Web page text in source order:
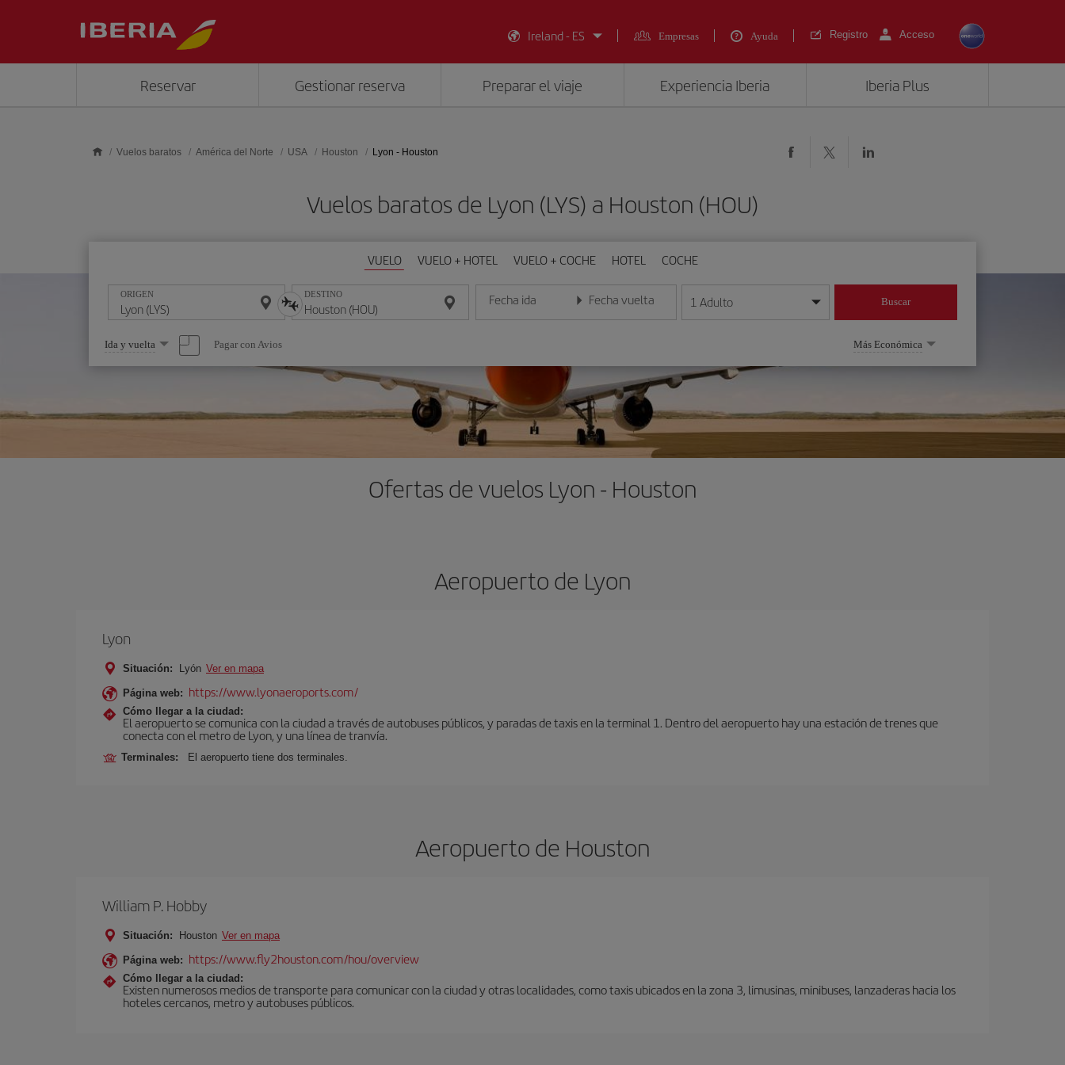
Ireland - ES
Empresas Ayuda Registro Acceso
Reservar Gestionar reserva Preparar el viaje Experiencia Iberia Iberia Plus
Vuelos baratos América del Norte USA Houston Lyon - Houston
Vuelos baratos de Lyon (LYS) a Houston (HOU)
VUELO VUELO + HOTEL VUELO + COCHE HOTEL COCHE
ORIGEN DESTINO Fecha ida
Introduce la fecha en formato día/mes/año
Fecha vuelta
Introduce la fecha en formato día/mes/año
1 Adulto Buscar
Seleccione
una
opción
Ida y vuelta Pagar con Avios Más Económica
Ofertas de vuelos Lyon - Houston
Aeropuerto de Lyon
Lyon
Situación: Lyón Ver en mapa
Página web: https://www.lyonaeroports.com/
Cómo llegar a la ciudad:
El aeropuerto se comunica con la ciudad a través de autobuses públicos, y paradas de taxis en la terminal 1. Dentro del aeropuerto hay una estación de trenes que
conecta con el metro de Lyon, y una línea de tranvía.
Terminales: El aeropuerto tiene dos terminales.
Aeropuerto de Houston
William P. Hobby
Situación: Houston Ver en mapa
Página web: https://www.fly2houston.com/hou/overview
Cómo llegar a la ciudad:
Existen numerosos medios de transporte para comunicar con la ciudad y otras localidades, como taxis ubicados en la zona 3, limusinas, minibuses, lanzaderas hacia los
hoteles cercanos, metro y autobuses públicos.